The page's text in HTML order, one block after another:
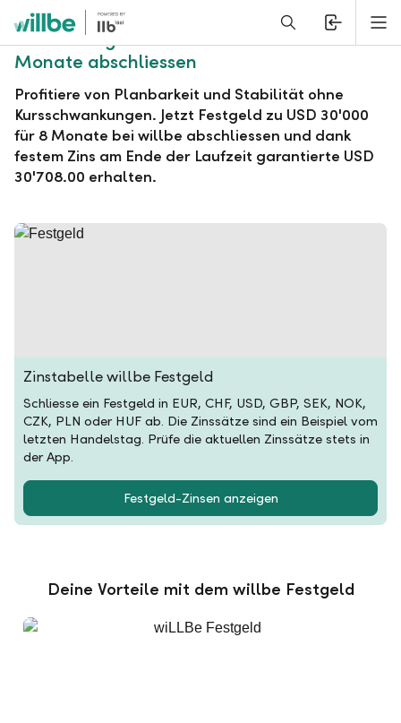
Alerts.Headline
willbe Festgeld zu USD 30'000 für 8
Monate abschliessen
Profitiere von Planbarkeit und Stabilität ohne
Kursschwankungen. Jetzt Festgeld zu USD 30'000
für 8 Monate bei willbe abschliessen und dank
festem Zins am Ende der Laufzeit garantierte USD
30'708.00 erhalten.
Zinstabelle willbe Festgeld
Schliesse ein Festgeld in EUR, CHF, USD, GBP, SEK, NOK,
CZK, PLN oder HUF ab. Die Zinssätze sind ein Beispiel vom
letzten Handelstag. Prüfe die aktuellen Zinssätze stets in
der App.
Festgeld-Zinsen anzeigen
Deine Vorteile mit dem willbe Festgeld